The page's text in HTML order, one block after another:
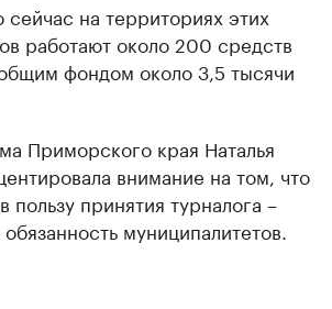
сейчас на территориях этих
работают около 200 средств
фондом около 3,5 тысячи
Приморского края Наталья
внимание на том, что
пользу принятия турналога –
муниципалитетов.